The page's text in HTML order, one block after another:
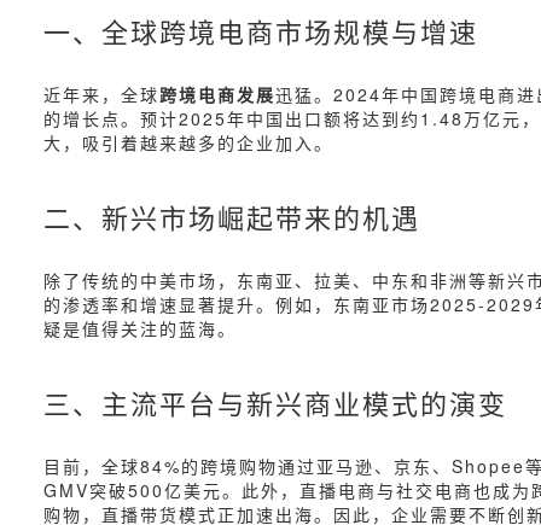
一、全球跨境电商市场规模与增速
近年来，全球跨境电商发展迅猛。2024年中国跨境电商
的增长点。预计2025年中国出口额将达到约1.48万亿元
大，吸引着越来越多的企业加入。
二、新兴市场崛起带来的机遇
除了传统的中美市场，东南亚、拉美、中东和非洲等新
的渗透率和增速显著提升。例如，东南亚市场2025-
疑是值得关注的蓝海。
三、主流平台与新兴商业模式的演变
目前，全球84%的跨境购物通过亚马逊、京东、
GMV突破500亿美元。此外，直播电商与社交电商也成
购物，直播带货模式正加速出海。因此，企业需要不断创